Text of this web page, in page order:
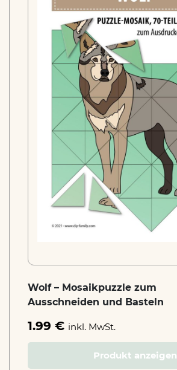
Wolf – Mosaikpuzzle zum
Ausschneiden und Basteln
1.99 € inkl. MwSt.
Produkt anzeigen